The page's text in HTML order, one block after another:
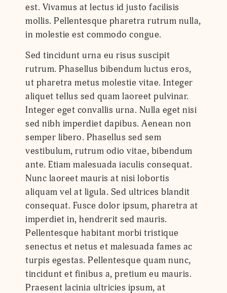
est. Vivamus at lectus id justo facilisis
mollis. Pellentesque pharetra rutrum nulla,
in molestie est commodo congue.
Sed tincidunt urna eu risus suscipit
rutrum. Phasellus bibendum luctus eros,
ut pharetra metus molestie vitae. Integer
aliquet tellus sed quam laoreet pulvinar.
Integer eget convallis urna. Nulla eget nisi
sed nibh imperdiet dapibus. Aenean non
semper libero. Phasellus sed sem
vestibulum, rutrum odio vitae, bibendum
ante. Etiam malesuada iaculis consequat.
Nunc laoreet mauris at nisi lobortis
aliquam vel at ligula. Sed ultrices blandit
consequat. Fusce dolor ipsum, pharetra at
imperdiet in, hendrerit sed mauris.
Pellentesque habitant morbi tristique
senectus et netus et malesuada fames ac
turpis egestas. Pellentesque quam nunc,
tincidunt et finibus a, pretium eu mauris.
Praesent lacinia ultricies ipsum, at